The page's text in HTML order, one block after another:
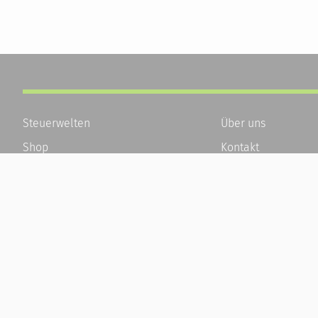
Steuerwelten
Shop
Über uns
Kontakt